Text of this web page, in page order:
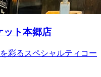
ット本郷店
彩るスペシャルティコー